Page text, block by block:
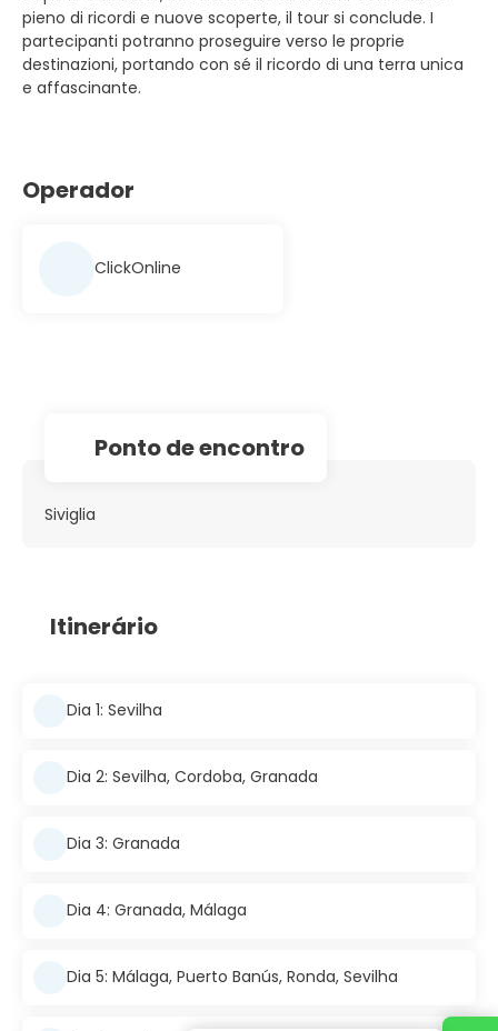
pieno di ricordi e nuove scoperte, il tour si conclude. I
partecipanti potranno proseguire verso le proprie
destinazioni, portando con sé il ricordo di una terra unica
e affascinante.
Operador
ClickOnline
Ponto de encontro
Siviglia
Itinerário
Dia 1: Sevilha
Dia 2: Sevilha, Cordoba, Granada
Dia 3: Granada
Dia 4: Granada, Málaga
Dia 5: Málaga, Puerto Banús, Ronda, Sevilha